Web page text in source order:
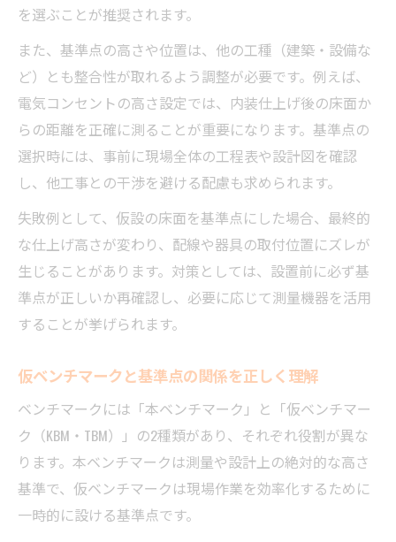
を選ぶことが推奨されます。
また、基準点の高さや位置は、他の工種（建築・設備な
ど）とも整合性が取れるよう調整が必要です。例えば、
電気コンセントの高さ設定では、内装仕上げ後の床面か
らの距離を正確に測ることが重要になります。基準点の
選択時には、事前に現場全体の工程表や設計図を確認
し、他工事との干渉を避ける配慮も求められます。
失敗例として、仮設の床面を基準点にした場合、最終的
な仕上げ高さが変わり、配線や器具の取付位置にズレが
生じることがあります。対策としては、設置前に必ず基
準点が正しいか再確認し、必要に応じて測量機器を活用
することが挙げられます。
仮ベンチマークと基準点の関係を正しく理解
ベンチマークには「本ベンチマーク」と「仮ベンチマー
ク（KBM・TBM）」の2種類があり、それぞれ役割が異な
ります。本ベンチマークは測量や設計上の絶対的な高さ
基準で、仮ベンチマークは現場作業を効率化するために
一時的に設ける基準点です。